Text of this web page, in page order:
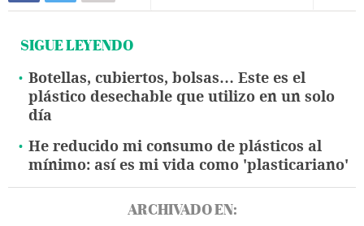
SIGUE LEYENDO
Botellas, cubiertos, bolsas… Este es el
plástico desechable que utilizo en un solo
día
He reducido mi consumo de plásticos al
mínimo: así es mi vida como 'plasticariano'
ARCHIVADO EN: